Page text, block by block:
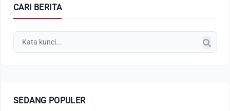
CARI BERITA
SEDANG POPULER